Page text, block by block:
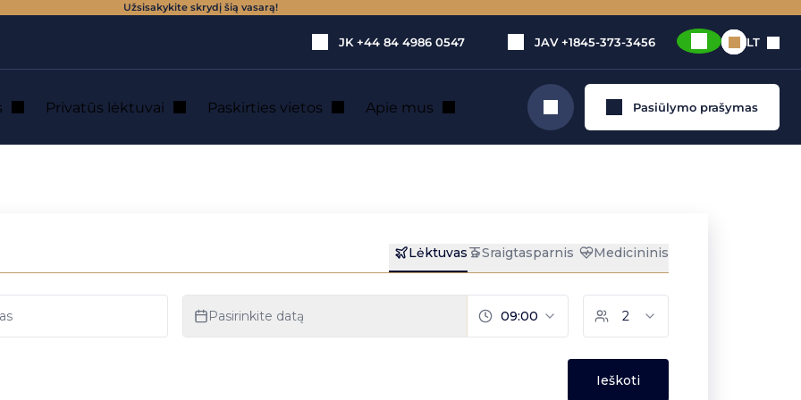
Užsisakykite skrydį šią vasarą!
JK +44 84 4986 0547 JAV +1845-373-3456 LT
Privatūs lėktuvai Paskirties vietos Apie mus Ieškoti Pasiūlymo prašymas